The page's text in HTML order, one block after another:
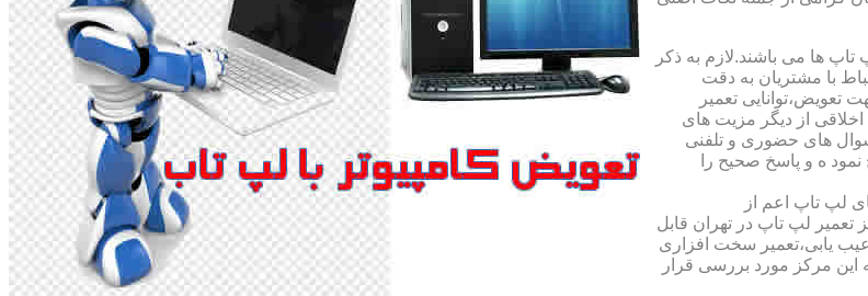
ها می باشند.لازم به ذکر
با مشتریان به دقت
تعمیر
از دیگر مزیت های
های حضوری و تلفنی
ه و پاسخ صحیح را
لپ تاپ اعم از
لپ تاپ در تهران قابل
یابی،تعمیر سخت افزاری
این مرکز مورد بررسی قرار